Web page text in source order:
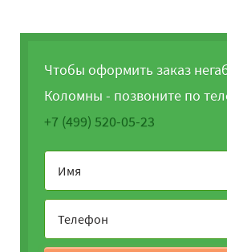
Чтобы оформить заказ
Коломны - позвоните по
+7 (499) 520-05-23